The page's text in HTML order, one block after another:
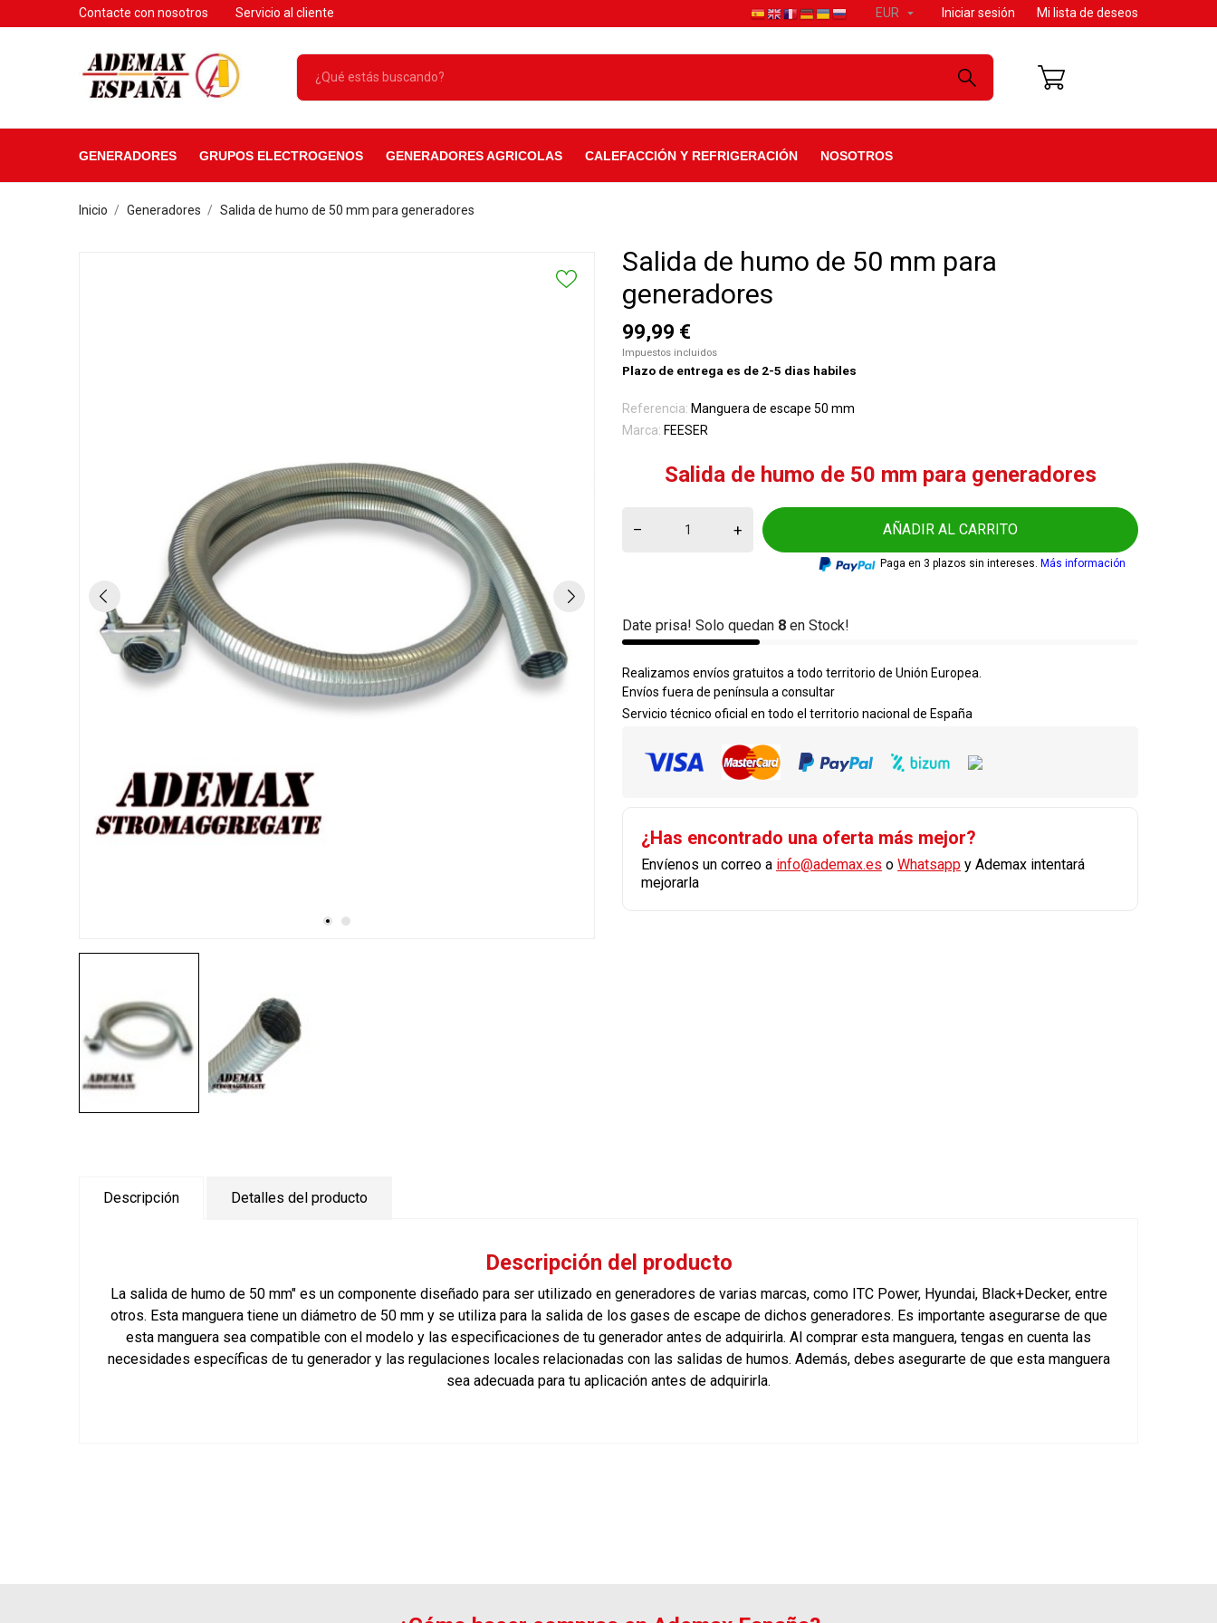
Contacte con nosotros Servicio al cliente EUR  Iniciar sesión Mi lista de deseos
GENERADORES GRUPOS ELECTROGENOS GENERADORES AGRICOLAS CALEFACCIÓN Y REFRIGERACIÓN NOSOTROS
Inicio Generadores Salida de humo de 50 mm para generadores
Salida de humo de 50 mm para
generadores
99,99 €
Impuestos incluidos
Plazo de entrega es de 2-5 dias habiles
Referencia: Manguera de escape 50 mm
Marca: FEESER
Salida de humo de 50 mm para generadores
– + AÑADIR AL CARRITO
Paga en 3 plazos sin intereses. Más información
Date prisa! Solo quedan 8 en Stock!
Realizamos envíos gratuitos a todo territorio de Unión Europea.
Envíos fuera de península a consultar
Servicio técnico oficial en todo el territorio nacional de España
¿Has encontrado una oferta más mejor?
Envíenos un correo a info@ademax.es o Whatsapp y Ademax intentará
mejorarla
Descripción Detalles del producto
Descripción del producto
La salida de humo de 50 mm" es un componente diseñado para ser utilizado en generadores de varias marcas, como ITC Power, Hyundai, Black+Decker, entre
otros. Esta manguera tiene un diámetro de 50 mm y se utiliza para la salida de los gases de escape de dichos generadores. Es importante asegurarse de que
esta manguera sea compatible con el modelo y las especificaciones de tu generador antes de adquirirla. Al comprar esta manguera, tengas en cuenta las
necesidades específicas de tu generador y las regulaciones locales relacionadas con las salidas de humos. Además, debes asegurarte de que esta manguera
sea adecuada para tu aplicación antes de adquirirla.